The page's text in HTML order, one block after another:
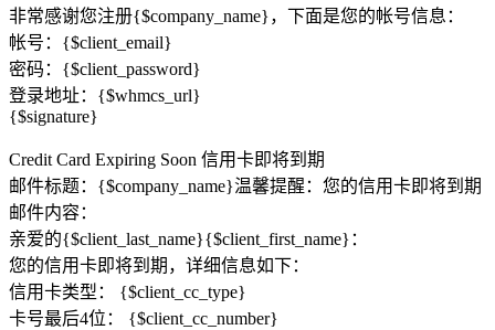
非常感谢您注册{$company_name}，下面是您的帐号信息：
帐号：{$client_email}
密码：{$client_password}
登录地址：{$whmcs_url}
{$signature}
Credit Card Expiring Soon 信用卡即将到期
邮件标题：{​​$company_name}温馨提醒：您的信用卡即将到期
邮件内容：
亲爱的{$client_last_name}{$client_first_name}：
您的信用卡即将到期，详细信息如下：
信用卡类型： {$client_cc_type}
卡号最后4位： {$client_cc_number}